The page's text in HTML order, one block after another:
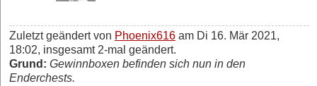
Zuletzt geändert von Phoenix616 am Di 16. Mär 2021,
18:02, insgesamt 2-mal geändert.
Grund: Gewinnboxen befinden sich nun in den
Enderchests.